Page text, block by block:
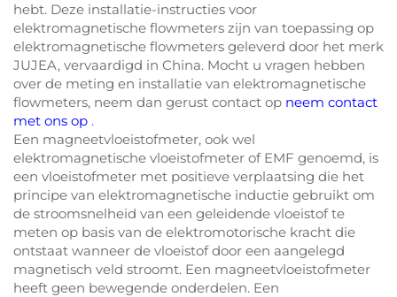
hebt. Deze installatie-instructies voor
elektromagnetische flowmeters zijn van toepassing op
elektromagnetische flowmeters geleverd door het merk
JUJEA, vervaardigd in China. Mocht u vragen hebben
over de meting en installatie van elektromagnetische
flowmeters, neem dan gerust contact op neem contact
met ons op .
Een magneetvloeistofmeter, ook wel
elektromagnetische vloeistofmeter of EMF genoemd, is
een vloeistofmeter met positieve verplaatsing die het
principe van elektromagnetische inductie gebruikt om
de stroomsnelheid van een geleidende vloeistof te
meten op basis van de elektromotorische kracht die
ontstaat wanneer de vloeistof door een aangelegd
magnetisch veld stroomt. Een magneetvloeistofmeter
heeft geen bewegende onderdelen. Een